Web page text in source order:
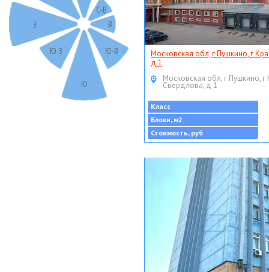
С-В
В
Ю-В
Ю
Ю-З
З
Московская обл, г Пушкино, г
д 1
Московская обл, г Пушкино, г
Свердлова, д 1
Класс
Блоки, м2
Стоимость, руб